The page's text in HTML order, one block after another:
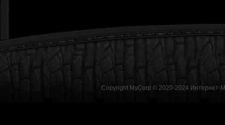
Copyright MyCorp © 2020-2024 Интернет-